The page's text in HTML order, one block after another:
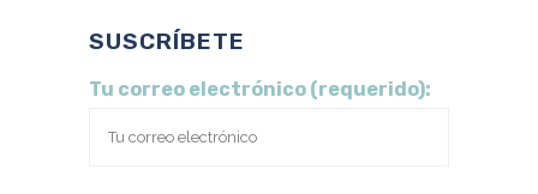
SUSCRÍBETE
Tu correo electrónico (requerido):